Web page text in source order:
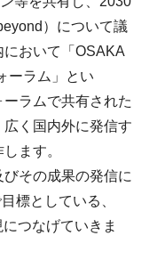
）について議
おいて「OSAKA
ーラム」とい
ラムで共有された
く国内外に発信す
ます。
その成果の発信に
標としている、
つなげていきま